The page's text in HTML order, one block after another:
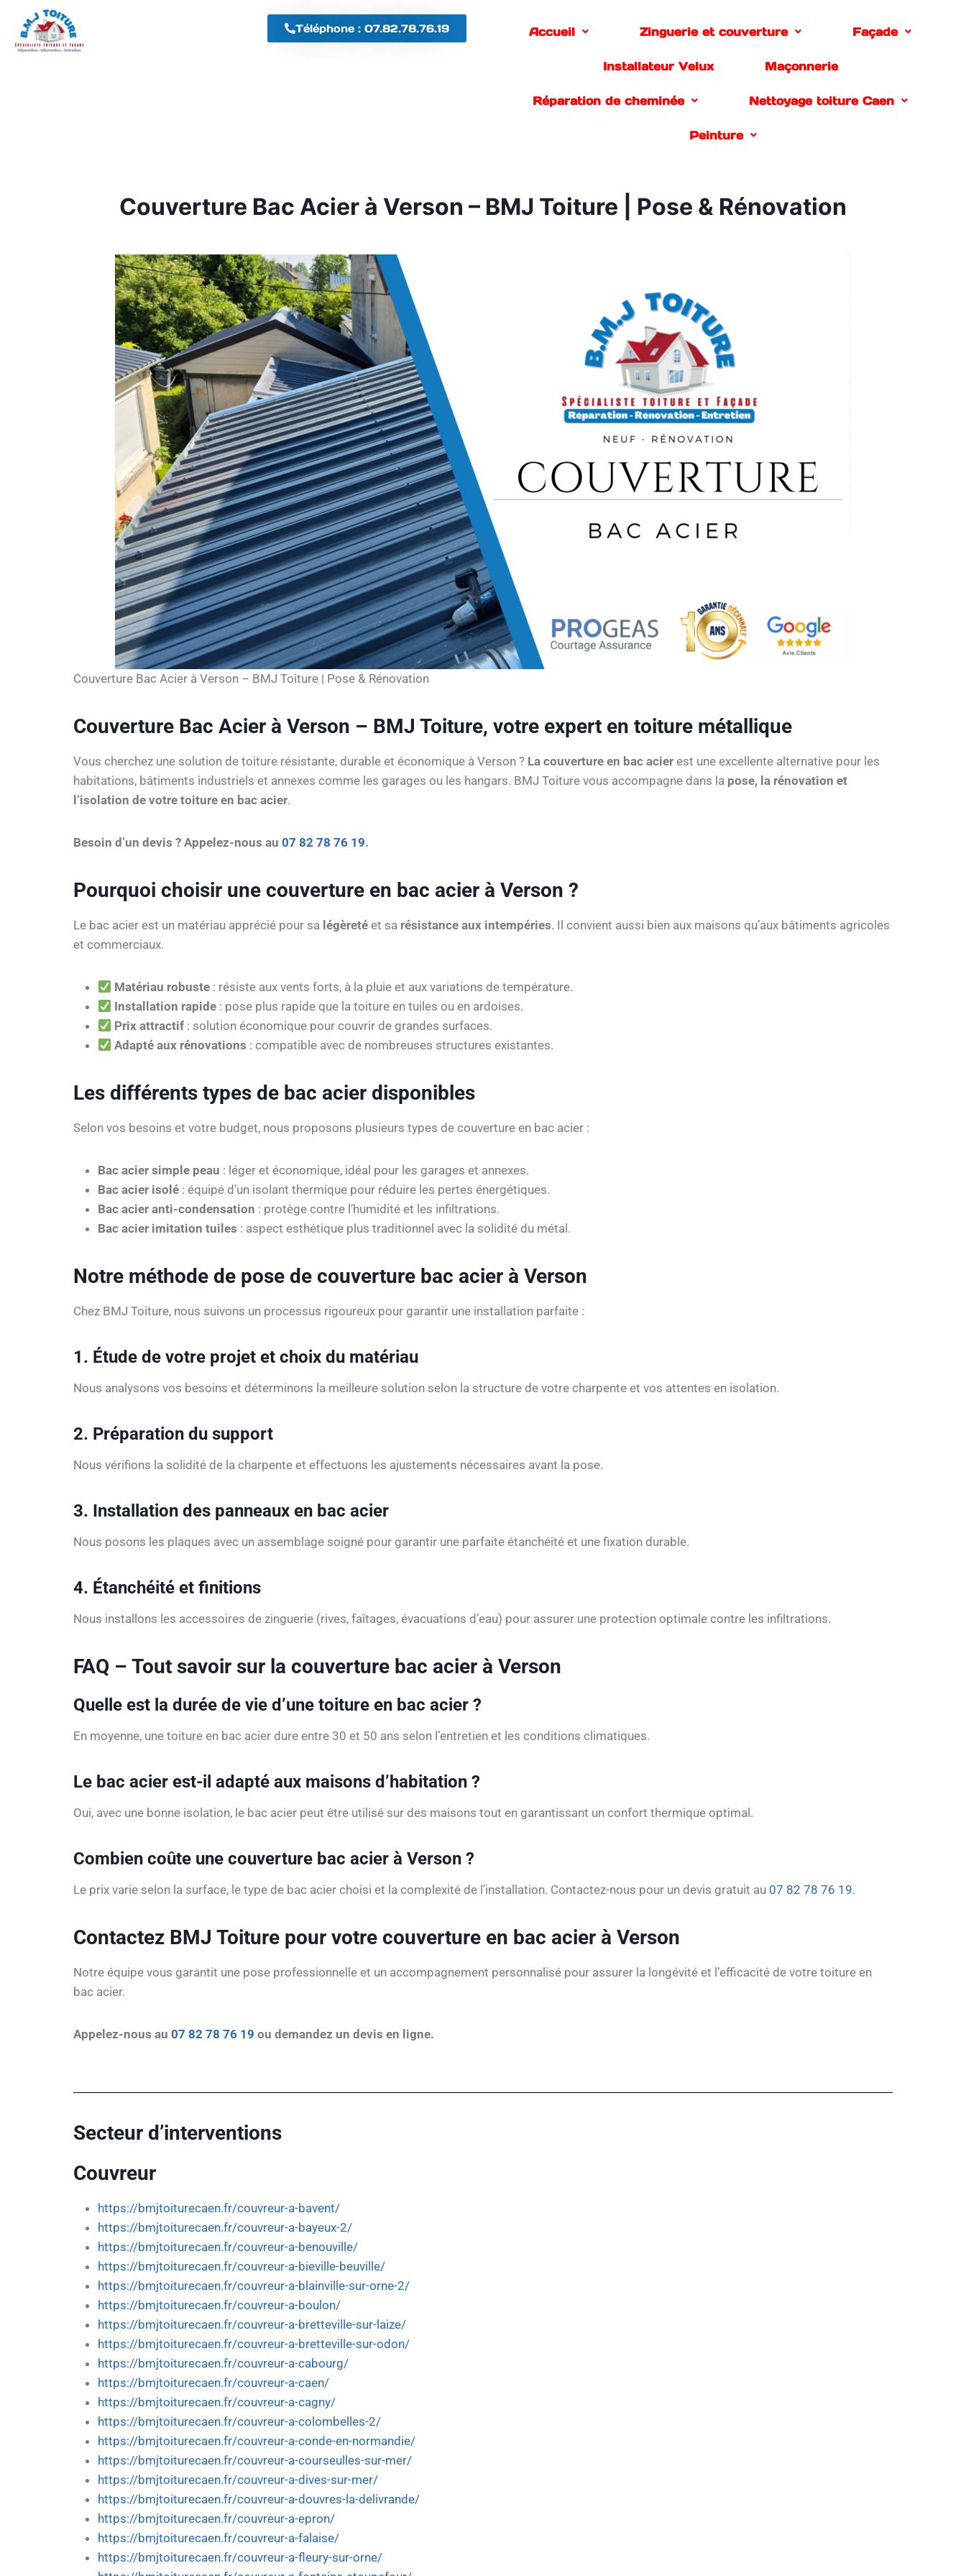
Téléphone : 07.82.78.76.19 Accueil Zinguerie et couverture Façade
Installateur Velux Maçonnerie
Réparation de cheminée Nettoyage toiture Caen
Peinture
Couverture Bac Acier à Verson – BMJ Toiture | Pose & Rénovation
Couverture Bac Acier à Verson – BMJ Toiture | Pose & Rénovation
Couverture Bac Acier à Verson – BMJ Toiture, votre expert en toiture métallique
Vous cherchez une solution de toiture résistante, durable et économique à Verson ? La couverture en bac acier est une excellente alternative pour les
habitations, bâtiments industriels et annexes comme les garages ou les hangars. BMJ Toiture vous accompagne dans la pose, la rénovation et
l’isolation de votre toiture en bac acier.
Besoin d’un devis ? Appelez-nous au 07 82 78 76 19.
Pourquoi choisir une couverture en bac acier à Verson ?
Le bac acier est un matériau apprécié pour sa légèreté et sa résistance aux intempéries. Il convient aussi bien aux maisons qu’aux bâtiments agricoles
et commerciaux.
Matériau robuste : résiste aux vents forts, à la pluie et aux variations de température.
Installation rapide : pose plus rapide que la toiture en tuiles ou en ardoises.
Prix attractif : solution économique pour couvrir de grandes surfaces.
Adapté aux rénovations : compatible avec de nombreuses structures existantes.
Les différents types de bac acier disponibles
Selon vos besoins et votre budget, nous proposons plusieurs types de couverture en bac acier :
Bac acier simple peau : léger et économique, idéal pour les garages et annexes.
Bac acier isolé : équipé d’un isolant thermique pour réduire les pertes énergétiques.
Bac acier anti-condensation : protège contre l’humidité et les infiltrations.
Bac acier imitation tuiles : aspect esthétique plus traditionnel avec la solidité du métal.
Notre méthode de pose de couverture bac acier à Verson
Chez BMJ Toiture, nous suivons un processus rigoureux pour garantir une installation parfaite :
1. Étude de votre projet et choix du matériau
Nous analysons vos besoins et déterminons la meilleure solution selon la structure de votre charpente et vos attentes en isolation.
2. Préparation du support
Nous vérifions la solidité de la charpente et effectuons les ajustements nécessaires avant la pose.
3. Installation des panneaux en bac acier
Nous posons les plaques avec un assemblage soigné pour garantir une parfaite étanchéité et une fixation durable.
4. Étanchéité et finitions
Nous installons les accessoires de zinguerie (rives, faîtages, évacuations d’eau) pour assurer une protection optimale contre les infiltrations.
FAQ – Tout savoir sur la couverture bac acier à Verson
Quelle est la durée de vie d’une toiture en bac acier ?
En moyenne, une toiture en bac acier dure entre 30 et 50 ans selon l’entretien et les conditions climatiques.
Le bac acier est-il adapté aux maisons d’habitation ?
Oui, avec une bonne isolation, le bac acier peut être utilisé sur des maisons tout en garantissant un confort thermique optimal.
Combien coûte une couverture bac acier à Verson ?
Le prix varie selon la surface, le type de bac acier choisi et la complexité de l’installation. Contactez-nous pour un devis gratuit au 07 82 78 76 19.
Contactez BMJ Toiture pour votre couverture en bac acier à Verson
Notre équipe vous garantit une pose professionnelle et un accompagnement personnalisé pour assurer la longévité et l’efficacité de votre toiture en
bac acier.
Appelez-nous au 07 82 78 76 19 ou demandez un devis en ligne.
Secteur d’interventions
Couvreur
https://bmjtoiturecaen.fr/couvreur-a-bavent/
https://bmjtoiturecaen.fr/couvreur-a-bayeux-2/
https://bmjtoiturecaen.fr/couvreur-a-benouville/
https://bmjtoiturecaen.fr/couvreur-a-bieville-beuville/
https://bmjtoiturecaen.fr/couvreur-a-blainville-sur-orne-2/
https://bmjtoiturecaen.fr/couvreur-a-boulon/
https://bmjtoiturecaen.fr/couvreur-a-bretteville-sur-laize/
https://bmjtoiturecaen.fr/couvreur-a-bretteville-sur-odon/
https://bmjtoiturecaen.fr/couvreur-a-cabourg/
https://bmjtoiturecaen.fr/couvreur-a-caen/
https://bmjtoiturecaen.fr/couvreur-a-cagny/
https://bmjtoiturecaen.fr/couvreur-a-colombelles-2/
https://bmjtoiturecaen.fr/couvreur-a-conde-en-normandie/
https://bmjtoiturecaen.fr/couvreur-a-courseulles-sur-mer/
https://bmjtoiturecaen.fr/couvreur-a-dives-sur-mer/
https://bmjtoiturecaen.fr/couvreur-a-douvres-la-delivrande/
https://bmjtoiturecaen.fr/couvreur-a-epron/
https://bmjtoiturecaen.fr/couvreur-a-falaise/
https://bmjtoiturecaen.fr/couvreur-a-fleury-sur-orne/